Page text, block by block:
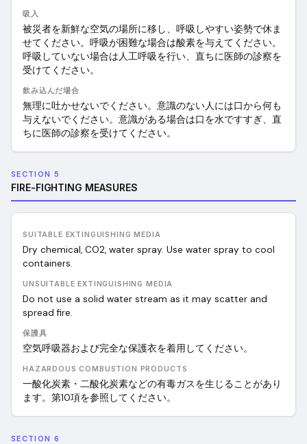
吸入
被災者を新鮮な空気の場所に移し、呼吸しやすい姿勢で休ま
せてください。呼吸が困難な場合は酸素を与えてください。
呼吸していない場合は人工呼吸を行い、直ちに医師の診察を
受けてください。
飲み込んだ場合
無理に吐かせないでください。意識のない人には口から何も
与えないでください。意識がある場合は口を水ですすぎ、直
ちに医師の診察を受けてください。
SECTION 5
FIRE-FIGHTING MEASURES
SUITABLE EXTINGUISHING MEDIA
Dry chemical, CO2, water spray. Use water spray to cool
containers.
UNSUITABLE EXTINGUISHING MEDIA
Do not use a solid water stream as it may scatter and
spread fire.
保護具
空気呼吸器および完全な保護衣を着用してください。
HAZARDOUS COMBUSTION PRODUCTS
一酸化炭素・二酸化炭素などの有毒ガスを生じることがあり
ます。第10項を参照してください。
SECTION 6